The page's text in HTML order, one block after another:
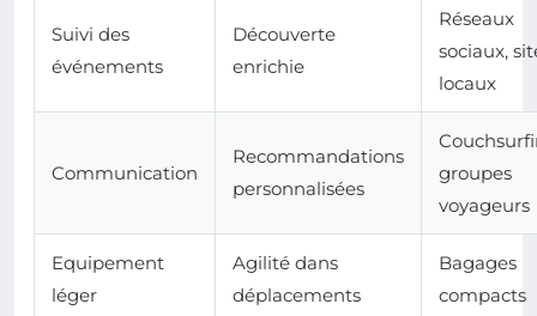
Suivi des
événements
Découverte
enrichie
Réseaux
sociaux,
locaux
Communication
Recommandations
personnalisées
groupes
voyageurs
Equipement
léger
Agilité dans
déplacements
Bagages
compacts